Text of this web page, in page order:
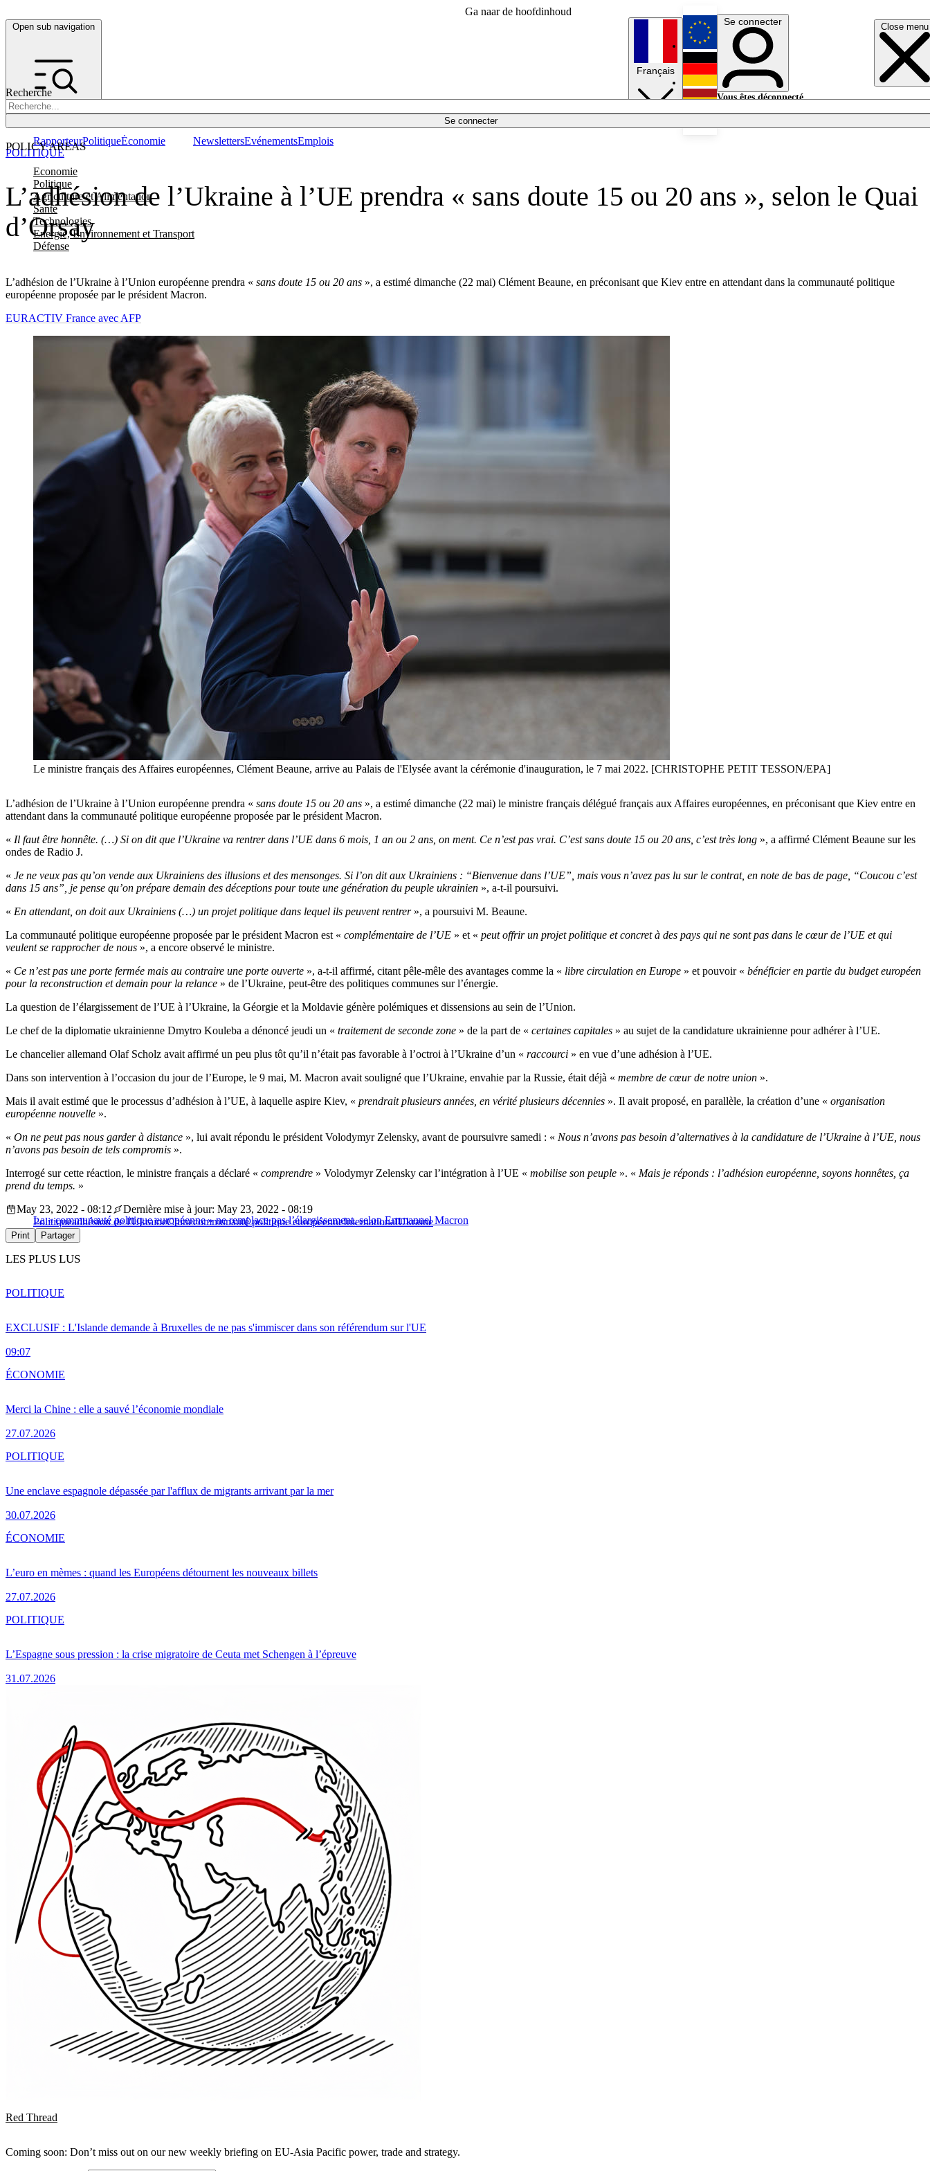
Ga naar de hoofdinhoud
Open sub navigation Close menu
Recherche
Se connecter
POLICY AREAS
Economie
Politique
Agriculture et Alimentation
Santé
Technologies
Energie, Environnement et Transport
Défense
RapporteurPolitiqueÉconomie NewslettersEvénementsEmplois
Français
English
Deutsch
Se connecter
Vous êtes déconnecté.
L’adhésion de l’Ukraine à l’UE prendra « sans doute 15 ou 20 ans », selon le Quai
d’Orsay
L’adhésion de l’Ukraine à l’Union européenne prendra « sans doute 15 ou 20 ans », a estimé dimanche (22 mai) Clément Beaune, en préconisant que Kiev entre en attendant dans la communauté politique
européenne proposée par le président Macron.
POLITIQUE
EURACTIV France avec AFP
Le ministre français des Affaires européennes, Clément Beaune, arrive au Palais de l'Elysée avant la cérémonie d'inauguration, le 7 mai 2022. [CHRISTOPHE PETIT TESSON/EPA]
L’adhésion de l’Ukraine à l’Union européenne prendra « sans doute 15 ou 20 ans », a estimé dimanche (22 mai) le ministre français délégué français aux Affaires européennes, en préconisant que Kiev entre en
attendant dans la communauté politique européenne proposée par le président Macron.
« Il faut être honnête. (…) Si on dit que l’Ukraine va rentrer dans l’UE dans 6 mois, 1 an ou 2 ans, on ment. Ce n’est pas vrai. C’est sans doute 15 ou 20 ans, c’est très long », a affirmé Clément Beaune sur les
ondes de Radio J.
« Je ne veux pas qu’on vende aux Ukrainiens des illusions et des mensonges. Si l’on dit aux Ukrainiens : “Bienvenue dans l’UE”, mais vous n’avez pas lu sur le contrat, en note de bas de page, “Coucou c’est
dans 15 ans”, je pense qu’on prépare demain des déceptions pour toute une génération du peuple ukrainien », a-t-il poursuivi.
« En attendant, on doit aux Ukrainiens (…) un projet politique dans lequel ils peuvent rentrer», a poursuivi M. Beaune.
La communauté politique européenne proposée par le président Macron est « complémentaire de l’UE » et « peut offrir un projet politique et concret à des pays qui ne sont pas dans le cœur de l’UE et qui
veulent se rapprocher de nous », a encore observé le ministre.
« Ce n’est pas une porte fermée mais au contraire une porte ouverte », a-t-il affirmé, citant pêle-mêle des avantages comme la « libre circulation en Europe » et pouvoir « bénéficier en partie du budget européen
pour la reconstruction et demain pour la relance » de l’Ukraine, peut-être des politiques communes sur l’énergie.
La question de l’élargissement de l’UE à l’Ukraine, la Géorgie et la Moldavie génère polémiques et dissensions au sein de l’Union.
Le chef de la diplomatie ukrainienne Dmytro Kouleba a dénoncé jeudi un « traitement de seconde zone » de la part de « certaines capitales » au sujet de la candidature ukrainienne pour adhérer à l’UE.
Le chancelier allemand Olaf Scholz avait affirmé un peu plus tôt qu’il n’était pas favorable à l’octroi à l’Ukraine d’un « raccourci » en vue d’une adhésion à l’UE.
Dans son intervention à l’occasion du jour de l’Europe, le 9 mai, M. Macron avait souligné que l’Ukraine, envahie par la Russie, était déjà « membre de cœur de notre union ».
Mais il avait estimé que le processus d’adhésion à l’UE, à laquelle aspire Kiev, « prendrait plusieurs années, en vérité plusieurs décennies ». Il avait proposé, en parallèle, la création d’une « organisation
européenne nouvelle ».
« On ne peut pas nous garder à distance », lui avait répondu le président Volodymyr Zelensky, avant de poursuivre samedi : « Nous n’avons pas besoin d’alternatives à la candidature de l’Ukraine à l’UE, nous
n’avons pas besoin de tels compromis ».
Interrogé sur cette réaction, le ministre français a déclaré « comprendre » Volodymyr Zelensky car l’intégration à l’UE « mobilise son peuple ». « Mais je réponds : l’adhésion européenne, soyons honnêtes, ça
prend du temps. »
La « communauté politique européenne » ne remplace pas l’élargissement, selon Emmanuel Macron
May 23, 2022 - 08:12
Dernière mise à jour: May 23, 2022 - 08:19
Politiqueadhésion de l'UkraineChinecommunauté politique européenneInternationalUkraine
Print Partager
LES PLUS LUS
EXCLUSIF : L'Islande demande à Bruxelles de ne pas s'immiscer dans son référendum sur l'UE
09:07
POLITIQUE
Merci la Chine : elle a sauvé l’économie mondiale
27.07.2026
ÉCONOMIE
Une enclave espagnole dépassée par l'afflux de migrants arrivant par la mer
30.07.2026
POLITIQUE
L’euro en mèmes : quand les Européens détournent les nouveaux billets
27.07.2026
ÉCONOMIE
L’Espagne sous pression : la crise migratoire de Ceuta met Schengen à l’épreuve
31.07.2026
POLITIQUE
Red Thread
Coming soon: Don’t miss out on our new weekly briefing on EU-Asia Pacific power, trade and strategy.